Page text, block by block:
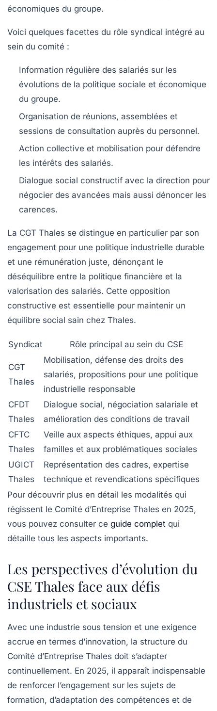
économiques du groupe.
Voici quelques facettes du rôle syndical intégré au
sein du comité :
Information régulière des salariés sur les
évolutions de la politique sociale et économique
du groupe.
Organisation de réunions, assemblées et
sessions de consultation auprès du personnel.
Action collective et mobilisation pour défendre
les intérêts des salariés.
Dialogue social constructif avec la direction pour
négocier des avancées mais aussi dénoncer les
carences.
La CGT Thales se distingue en particulier par son
engagement pour une politique industrielle durable
et une rémunération juste, dénonçant le
déséquilibre entre la politique financière et la
valorisation des salariés. Cette opposition
constructive est essentielle pour maintenir un
équilibre social sain chez Thales.
Syndicat Rôle principal au sein du CSE
CGT
Thales
Mobilisation, défense des droits des
salariés, propositions pour une politique
industrielle responsable
CFDT
Thales
Dialogue social, négociation salariale et
amélioration des conditions de travail
CFTC
Thales
Veille aux aspects éthiques, appui aux
familles et aux problématiques sociales
UGICT
Thales
Représentation des cadres, expertise
technique et revendications spécifiques
Pour découvrir plus en détail les modalités qui
régissent le Comité d’Entreprise Thales en 2025,
vous pouvez consulter ce guide complet qui
détaille tous les aspects importants.
Les perspectives d’évolution du
CSE Thales face aux défis
industriels et sociaux
Avec une industrie sous tension et une exigence
accrue en termes d’innovation, la structure du
Comité d’Entreprise Thales doit s’adapter
continuellement. En 2025, il apparaît indispensable
de renforcer l’engagement sur les sujets de
formation, d’adaptation des compétences et de